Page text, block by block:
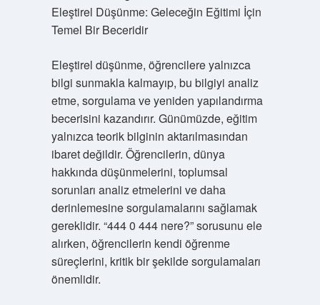
Eleştirel Düşünme: Geleceğin Eğitimi İçin
Temel Bir Beceridir
Eleştirel düşünme, öğrencilere yalnızca
bilgi sunmakla kalmayıp, bu bilgiyi analiz
etme, sorgulama ve yeniden yapılandırma
becerisini kazandırır. Günümüzde, eğitim
yalnızca teorik bilginin aktarılmasından
ibaret değildir. Öğrencilerin, dünya
hakkında düşünmelerini, toplumsal
sorunları analiz etmelerini ve daha
derinlemesine sorgulamalarını sağlamak
gereklidir. “444 0 444 nere?” sorusunu ele
alırken, öğrencilerin kendi öğrenme
süreçlerini, kritik bir şekilde sorgulamaları
önemlidir.